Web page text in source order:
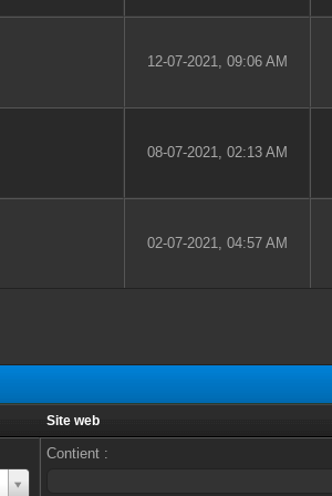
12-07-2021, 09:06 AM
08-07-2021, 02:13 AM
02-07-2021, 04:57 AM
Site web
Contient :